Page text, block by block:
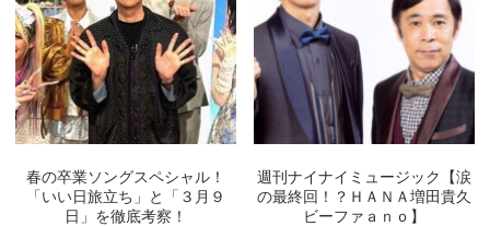
春の卒業ソングスペシャル！
「いい日旅立ち」と「３月９
日」を徹底考察！
週刊ナイナイミュージック【涙
の最終回！？ＨＡＮＡ増田貴久
ビーファａｎｏ】